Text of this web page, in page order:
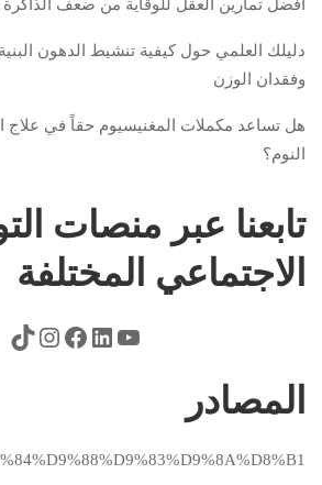
أفضل تمارين العقل للوقاية من ضعف الذاكرة
دليلك العلمي حول كيفية تنشيط الدهون
وفقدان الوزن
هل تساعد مكملات المغنيسيوم حقاً في علاج
النوم؟
تابعنا عبر منصات
الاجتماعي المختلفة
المصادر